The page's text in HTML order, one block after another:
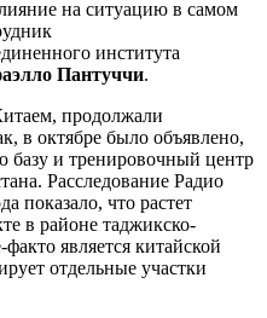
на ситуацию в самом
института
Пантуччи.
продолжали
в октябре было объявлено,
и тренировочный центр
Расследование Радио
показало, что растет
в районе таджикско-
является китайской
отдельные участки